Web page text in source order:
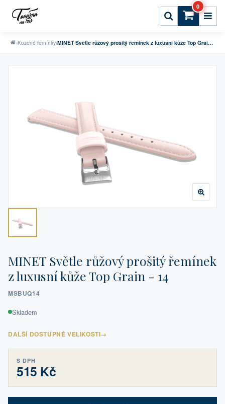
0
›Kožené řemínky› MINET Světle růžový prošitý řemínek z luxusní kůže Top Grain - 14
MINET Světle růžový prošitý řemínek
z luxusní kůže Top Grain - 14
MSBUQ14
Skladem
DALŠÍ DOSTUPNÉ VELIKOSTI→
S DPH
515 Kč